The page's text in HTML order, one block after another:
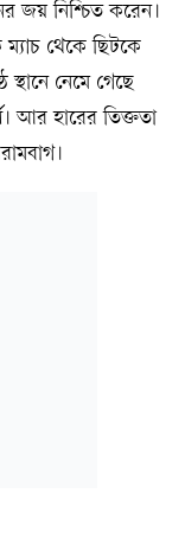
জয় নিশ্চিত করেন।
থেকে ছিটকে
নেমে গেছে
আর হারের তিক্ততা